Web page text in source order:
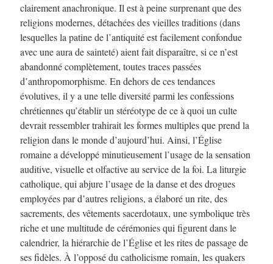
clairement anachronique. Il est à peine surprenant que des
religions modernes, détachées des vieilles traditions (dans
lesquelles la patine de l’antiquité est facilement confondue
avec une aura de sainteté) aient fait disparaître, si ce n’est
abandonné complètement, toutes traces passées
d’anthropomorphisme. En dehors de ces tendances
évolutives, il y a une telle diversité parmi les confessions
chrétiennes qu’établir un stéréotype de ce à quoi un culte
devrait ressembler trahirait les formes multiples que prend la
religion dans le monde d’aujourd’hui. Ainsi, l’Église
romaine a développé minutieusement l’usage de la sensation
auditive, visuelle et olfactive au service de la foi. La liturgie
catholique, qui abjure l’usage de la danse et des drogues
employées par d’autres religions, a élaboré un rite, des
sacrements, des vêtements sacerdotaux, une symbolique très
riche et une multitude de cérémonies qui figurent dans le
calendrier, la hiérarchie de l’Église et les rites de passage de
ses fidèles. À l’opposé du catholicisme romain, les quakers